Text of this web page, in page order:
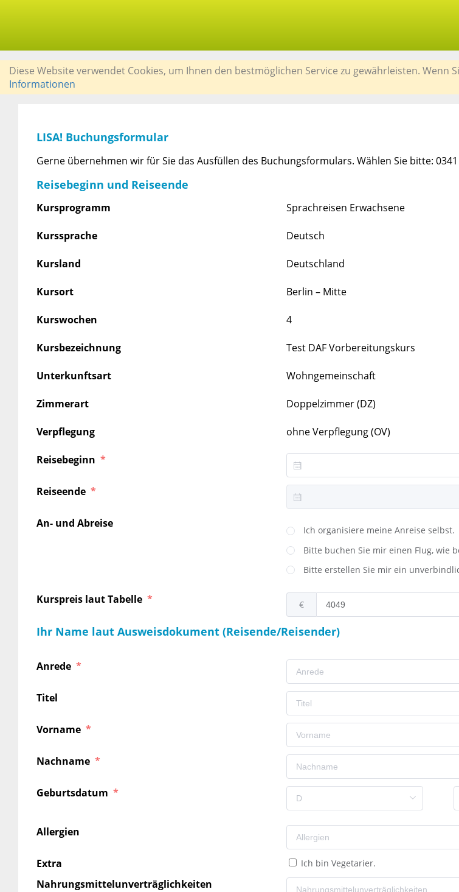
Diese Website verwendet Cookies, um Ihnen den bestmöglichen Service zu gewährleisten.
Informationen
LISA! Buchungsformular
Gerne übernehmen wir für Sie das Ausfüllen des Buchungsformulars. Wählen Sie bitte:
Reisebeginn und Reiseende
Kursprogramm Sprachreisen Erwachsene
Kurssprache Deutsch
Kursland Deutschland
Kursort Berlin – Mitte
Kurswochen 4
Kursbezeichnung Test DAF Vorbereitungskurs
Unterkunftsart Wohngemeinschaft
Zimmerart Doppelzimmer (DZ)
Verpflegung ohne Verpflegung (OV)
Reisebeginn
Reiseende
An- und Abreise
Ich organisiere meine Anreise selbst.
Bitte buchen Sie mir einen Flug, wie
Bitte erstellen Sie mir ein
Kurspreis laut Tabelle €
Ihr Name laut Ausweisdokument (Reisende/Reisender)
Anrede
Titel
Vorname
Nachname
Geburtsdatum
Allergien
Extra Ich bin Vegetarier.
Nahrungsmittelunverträglichkeiten